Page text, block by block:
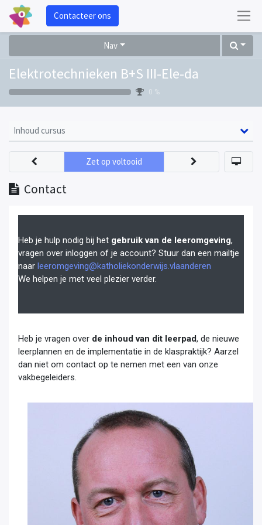
Contacteer ons
Nav
Elektrotechnieken B+S III-Ele-da
0 %
Inhoud cursus
Contact
Zet op voltooid
Heb je hulp nodig bij het gebruik van de leeromgeving,
vragen over inloggen of je account? Stuur dan een mailtje
naar leeromgeving@katholiekonderwijs.vlaanderen
We helpen je met veel plezier verder.
Heb je vragen over de inhoud van dit leerpad, de nieuwe
leerplannen en de implementatie in de klaspraktijk? Aarzel
dan niet om contact op te nemen met een van onze
vakbegeleiders.